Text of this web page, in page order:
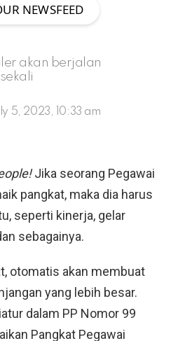
NEWSFEED
akan berjalan
5, 2023, 10:33 am
Jika seorang Pegawai
pangkat, maka dia harus
seperti kinerja, gelar
sebagainya.
otomatis akan membuat
yang lebih besar.
dalam PP Nomor 99
Pangkat Pegawai